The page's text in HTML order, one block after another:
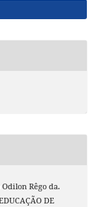
Rêgo da.
DE